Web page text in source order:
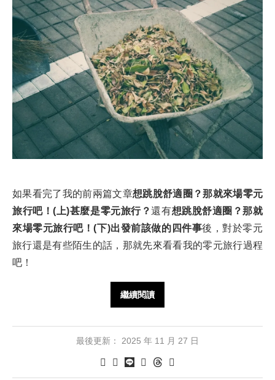
如果看完了我的前兩篇文章想跳脫舒適圈？那就來場零元
旅行吧！(上)甚麼是零元旅行？還有想跳脫舒適圈？那就
來場零元旅行吧！(下)出發前該做的四件事後，對於零元
旅行還是有些陌生的話，那就先來看看我的零元旅行過程
吧！
繼續閱讀
最後更新： 2025 年 11 月 27 日